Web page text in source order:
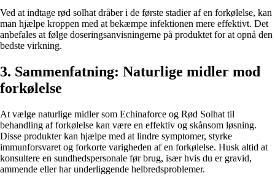
Ved at indtage rød solhat dråber i de første stadier af en forkølelse, kan
man hjælpe kroppen med at bekæmpe infektionen mere effektivt. Det
anbefales at følge doseringsanvisningerne på produktet for at opnå den
bedste virkning.
3. Sammenfatning: Naturlige midler mod
forkølelse
At vælge naturlige midler som Echinaforce og Rød Solhat til
behandling af forkølelse kan være en effektiv og skånsom løsning.
Disse produkter kan hjælpe med at lindre symptomer, styrke
immunforsvaret og forkorte varigheden af en forkølelse. Husk altid at
konsultere en sundhedspersonale før brug, især hvis du er gravid,
ammende eller har underliggende helbredsproblemer.